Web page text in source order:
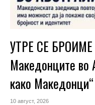
УТРЕ СЕ БРОИМЕ
Македонците во
како Македонци“
10 август, 2026